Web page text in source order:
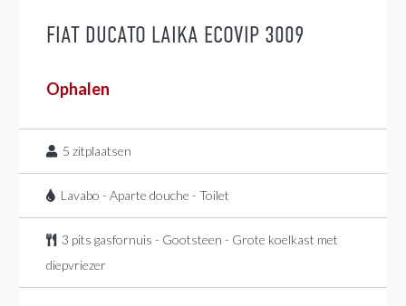
FIAT DUCATO LAIKA ECOVIP 3009
Ophalen
5 zitplaatsen
Lavabo - Aparte douche - Toilet
3 pits gasfornuis - Gootsteen - Grote koelkast met
diepvriezer